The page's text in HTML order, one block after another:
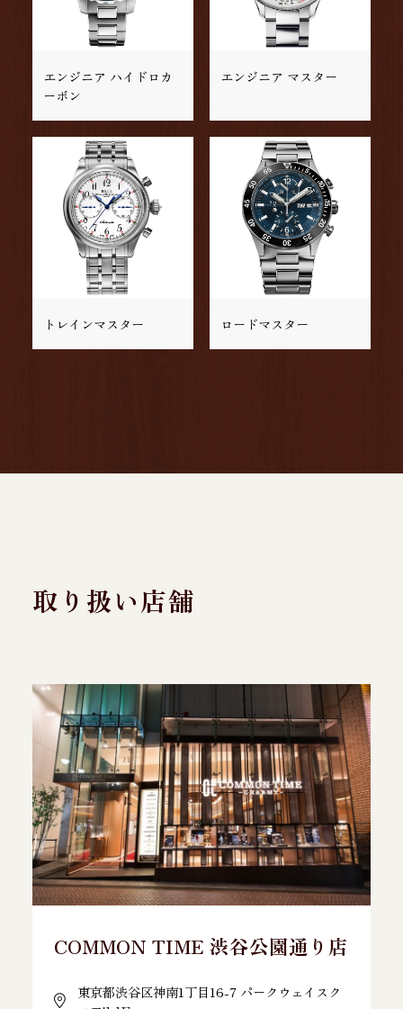
エンジニア ハイドロカ
ーボン
エンジニア マスター
トレインマスター ロードマスター
取り扱い店舗
COMMON TIME 渋谷公園通り店
東京都渋谷区神南1丁目16-7 パークウェイスク